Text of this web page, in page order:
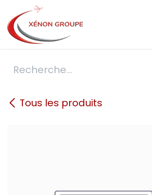
Se rendre au contenu
Tous les produits